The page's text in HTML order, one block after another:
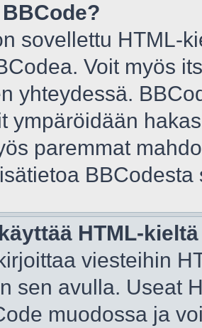
sovellettu HTML-
Voit myös
yhteydessä.
ympäröidään
paremmat
HTML-
viesteihin
sen avulla. Useat
muodossa ja